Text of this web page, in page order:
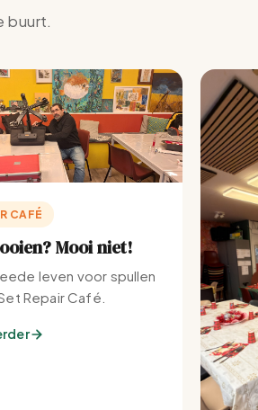
buurt.
CAFÉ
Mooi niet!
leven voor spullen
Repair Café.